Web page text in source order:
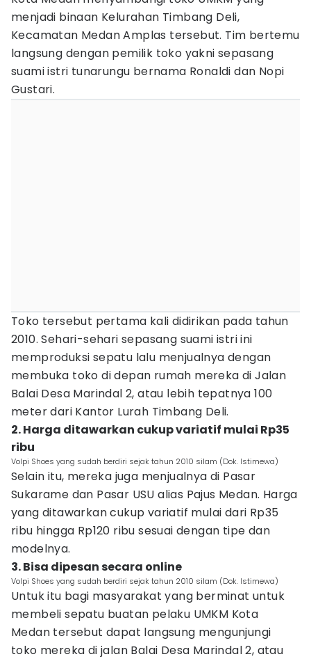
menjadi binaan Kelurahan Timbang Deli,
Kecamatan Medan Amplas tersebut. Tim bertemu
langsung dengan pemilik toko yakni sepasang
suami istri tunarungu bernama Ronaldi dan Nopi
Gustari.
Toko tersebut pertama kali didirikan pada tahun
2010. Sehari-sehari sepasang suami istri ini
memproduksi sepatu lalu menjualnya dengan
membuka toko di depan rumah mereka di Jalan
Balai Desa Marindal 2, atau lebih tepatnya 100
meter dari Kantor Lurah Timbang Deli.
2. Harga ditawarkan cukup variatif mulai Rp35
ribu
Volpi Shoes yang sudah berdiri sejak tahun 2010 silam (Dok. Istimewa)
Selain itu, mereka juga menjualnya di Pasar
Sukarame dan Pasar USU alias Pajus Medan. Harga
yang ditawarkan cukup variatif mulai dari Rp35
ribu hingga Rp120 ribu sesuai dengan tipe dan
modelnya.
3. Bisa dipesan secara online
Volpi Shoes yang sudah berdiri sejak tahun 2010 silam (Dok. Istimewa)
Untuk itu bagi masyarakat yang berminat untuk
membeli sepatu buatan pelaku UMKM Kota
Medan tersebut dapat langsung mengunjungi
toko mereka di jalan Balai Desa Marindal 2, atau